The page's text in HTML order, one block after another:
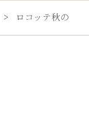
ロコッテ秋の新